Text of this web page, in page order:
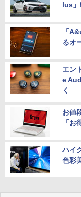
lus」
「
るオ
エン
e
く
お値
「お
ハイ
色彩